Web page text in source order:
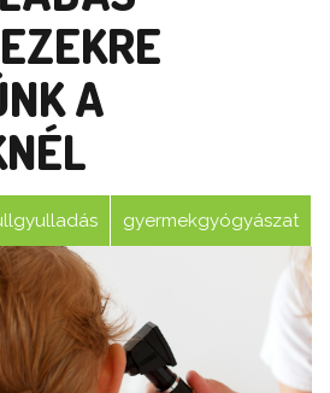
A
gyermekgyógyászat